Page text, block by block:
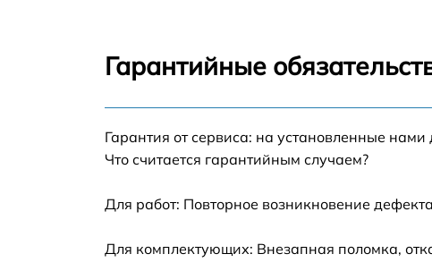
Морозильная
Сушильная машина
Кофеварка
Блендер
Ремонт переключателя
Замена сенсора
Гарантийные
Гарантия от сервиса: на установленные
Что считается гарантийным случаем?
Для работ: Повторное возникновение
Для комплектующих: Внезапная поломка,